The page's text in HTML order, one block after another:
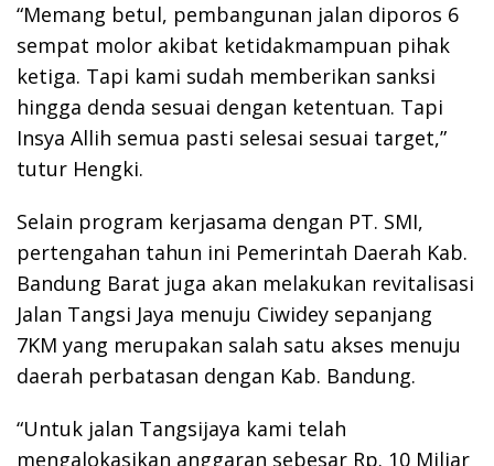
“Memang betul, pembangunan jalan diporos 6
sempat molor akibat ketidakmampuan pihak
ketiga. Tapi kami sudah memberikan sanksi
hingga denda sesuai dengan ketentuan. Tapi
Insya Allih semua pasti selesai sesuai target,”
tutur Hengki.
Selain program kerjasama dengan PT. SMI,
pertengahan tahun ini Pemerintah Daerah Kab.
Bandung Barat juga akan melakukan revitalisasi
Jalan Tangsi Jaya menuju Ciwidey sepanjang
7KM yang merupakan salah satu akses menuju
daerah perbatasan dengan Kab. Bandung.
“Untuk jalan Tangsijaya kami telah
mengalokasikan anggaran sebesar Rp. 10 Miliar